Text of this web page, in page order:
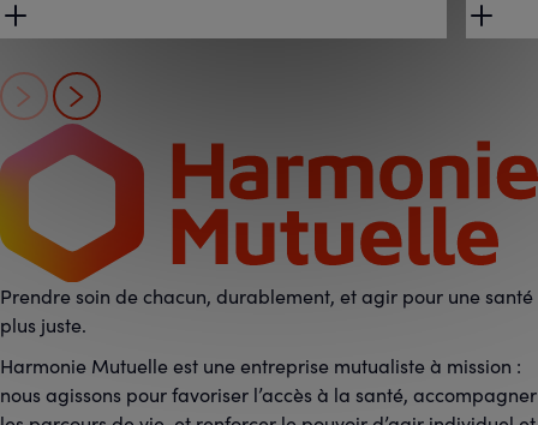
Prendre soin de chacun, durablement, et agir pour une santé
plus juste.
Harmonie Mutuelle est une entreprise mutualiste à mission :
nous agissons pour favoriser l’accès à la santé, accompagner